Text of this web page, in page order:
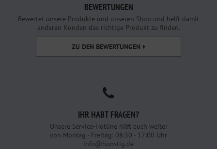
BEWERTUNGEN
Bewertet unsere Produkte und unseren Shop und helft damit
anderen Kunden das richtige Produkt zu finden.
ZU DEN BEWERTUNGEN
IHR HABT FRAGEN?
Unsere Service-Hotline hilft euch weiter
von Montag - Freitag: 08:30 - 17:00 Uhr
info@hunstig.de